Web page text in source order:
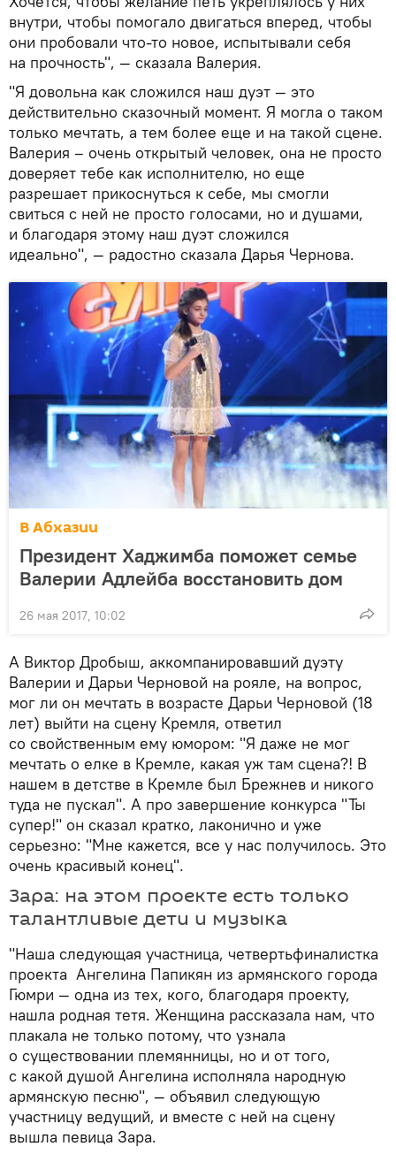
внутри, чтобы помогало двигаться вперед, чтобы
они пробовали что-то новое, испытывали себя
на прочность", — сказала Валерия.
"Я довольна как сложился наш дуэт — это
действительно сказочный момент. Я могла о таком
только мечтать, а тем более еще и на такой сцене.
Валерия – очень открытый человек, она не просто
доверяет тебе как исполнителю, но еще
разрешает прикоснуться к себе, мы смогли
свиться с ней не просто голосами, но и душами,
и благодаря этому наш дуэт сложился
идеально", — радостно сказала Дарья Чернова.
В Абхазии
Президент Хаджимба поможет семье
Валерии Адлейба восстановить дом
26 мая 2017, 10:02
А Виктор Дробыш, аккомпанировавший дуэту
Валерии и Дарьи Черновой на рояле, на вопрос,
мог ли он мечтать в возрасте Дарьи Черновой (18
лет) выйти на сцену Кремля, ответил
со свойственным ему юмором: "Я даже не мог
мечтать о елке в Кремле, какая уж там сцена?! В
нашем в детстве в Кремле был Брежнев и никого
туда не пускал". А про завершение конкурса "Ты
супер!" он сказал кратко, лаконично и уже
серьезно: "Мне кажется, все у нас получилось. Это
очень красивый конец".
Зара: на этом проекте есть только
талантливые дети и музыка
"Наша следующая участница, четвертьфиналистка
проекта Ангелина Папикян из армянского города
Гюмри — одна из тех, кого, благодаря проекту,
нашла родная тетя. Женщина рассказала нам, что
плакала не только потому, что узнала
о существовании племянницы, но и от того,
с какой душой Ангелина исполняла народную
армянскую песню", — объявил следующую
участницу ведущий, и вместе с ней на сцену
вышла певица Зара.